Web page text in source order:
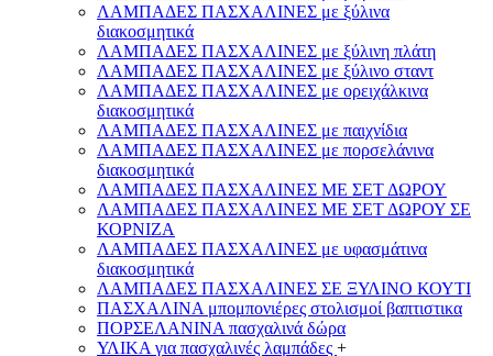
ΛΑΜΠΑΔΕΣ ΠΑΣΧΑΛΙΝΕΣ με ξύλινα
διακοσμητικά
ΛΑΜΠΑΔΕΣ ΠΑΣΧΑΛΙΝΕΣ με ξύλινη πλάτη
ΛΑΜΠΑΔΕΣ ΠΑΣΧΑΛΙΝΕΣ με ξύλινο σταντ
ΛΑΜΠΑΔΕΣ ΠΑΣΧΑΛΙΝΕΣ με ορειχάλκινα
διακοσμητικά
ΛΑΜΠΑΔΕΣ ΠΑΣΧΑΛΙΝΕΣ με παιχνίδια
ΛΑΜΠΑΔΕΣ ΠΑΣΧΑΛΙΝΕΣ με πορσελάνινα
διακοσμητικά
ΛΑΜΠΑΔΕΣ ΠΑΣΧΑΛΙΝΕΣ ΜΕ ΣΕΤ ΔΩΡΟΥ
ΛΑΜΠΑΔΕΣ ΠΑΣΧΑΛΙΝΕΣ ΜΕ ΣΕΤ ΔΩΡΟΥ ΣΕ
ΚΟΡΝΙΖΑ
ΛΑΜΠΑΔΕΣ ΠΑΣΧΑΛΙΝΕΣ με υφασμάτινα
διακοσμητικά
ΛΑΜΠΑΔΕΣ ΠΑΣΧΑΛΙΝΕΣ ΣΕ ΞΥΛΙΝΟ ΚΟΥΤΙ
ΠΑΣΧΑΛΙΝΑ μπομπονιέρες στολισμοί βαπτιστικα
ΠΟΡΣΕΛΑΝΙΝΑ πασχαλινά δώρα
ΥΛΙΚΑ για πασχαλινές λαμπάδες +